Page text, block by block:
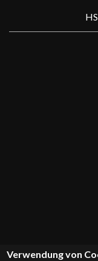
Verwendung von